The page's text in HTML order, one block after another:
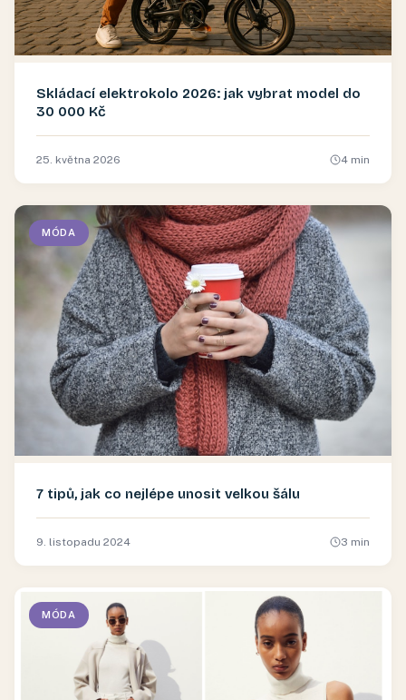
Skládací elektrokolo 2026: jak vybrat model do
30 000 Kč
25. května 2026 4 min
MÓDA
7 tipů, jak co nejlépe unosit velkou šálu
9. listopadu 2024 3 min
MÓDA